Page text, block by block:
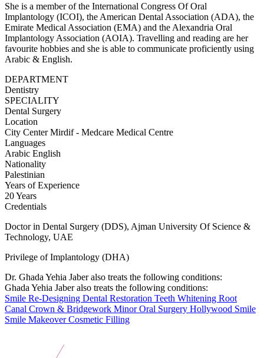
She is a member of the International Congress Of Oral
Implantology (ICOI), the American Dental Association (ADA), the
Emirate Medical Association (EMA) and the Alexandria Oral
Implantology Association (AOIA). Travelling and reading are her
favourite hobbies and she is able to communicate proficiently using
Arabic & English.
DEPARTMENT
Dentistry
SPECIALITY
Dental Surgery
Location
City Center Mirdif - Medcare Medical Centre
Languages
Arabic English
Nationality
Palestinian
Years of Experience
20 Years
Credentials
Doctor in Dental Surgery (DDS), Ajman University Of Science &
Technology, UAE
Privilege of Implantology (DHA)
Dr. Ghada Yehia Jaber also treats the following conditions:
Ghada Yehia Jaber also treats the following conditions:
Smile Re-Designing Dental Restoration Teeth Whitening Root
Canal Crown & Bridgework Minor Oral Surgery Hollywood Smile
Smile MakeoverCosmetic Filling